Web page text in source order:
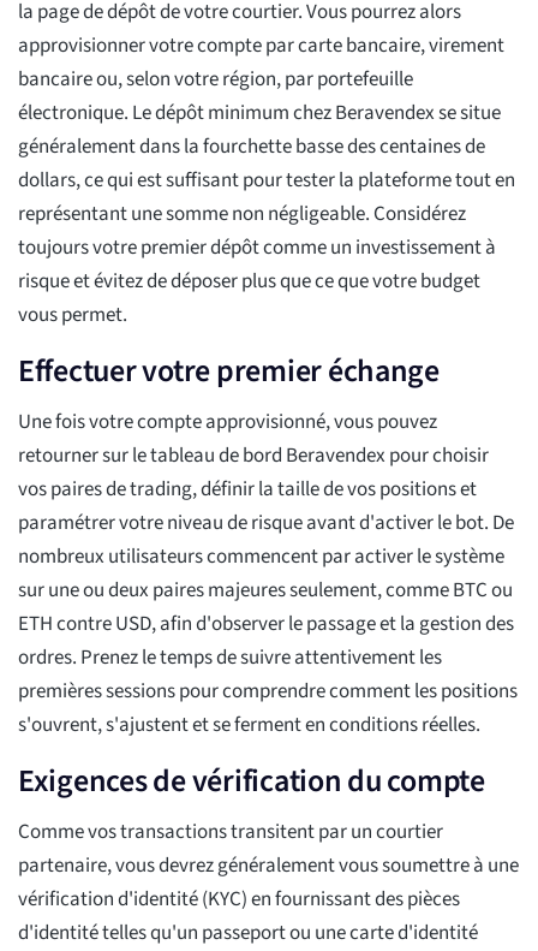
la page de dépôt de votre courtier. Vous pourrez alors
approvisionner votre compte par carte bancaire, virement
bancaire ou, selon votre région, par portefeuille
électronique. Le dépôt minimum chez Beravendex se situe
généralement dans la fourchette basse des centaines de
dollars, ce qui est suffisant pour tester la plateforme tout en
représentant une somme non négligeable. Considérez
toujours votre premier dépôt comme un investissement à
risque et évitez de déposer plus que ce que votre budget
vous permet.
Effectuer votre premier échange
Une fois votre compte approvisionné, vous pouvez
retourner sur le tableau de bord Beravendex pour choisir
vos paires de trading, définir la taille de vos positions et
paramétrer votre niveau de risque avant d'activer le bot. De
nombreux utilisateurs commencent par activer le système
sur une ou deux paires majeures seulement, comme BTC ou
ETH contre USD, afin d'observer le passage et la gestion des
ordres. Prenez le temps de suivre attentivement les
premières sessions pour comprendre comment les positions
s'ouvrent, s'ajustent et se ferment en conditions réelles.
Exigences de vérification du compte
Comme vos transactions transitent par un courtier
partenaire, vous devrez généralement vous soumettre à une
vérification d'identité (KYC) en fournissant des pièces
d'identité telles qu'un passeport ou une carte d'identité